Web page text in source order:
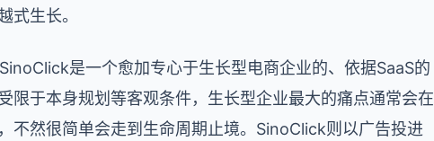
式生长。
是一个愈加专心于生长型电商企业的、依据SaaS的
限于本身规划等客观条件，生长型企业最大的痛点通常会在
不然很简单会走到生命周期止境。SinoClick则以广告投进